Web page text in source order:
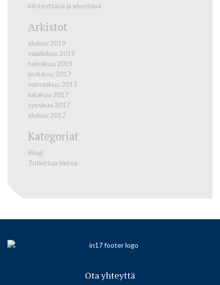
kiinteyttävä ja elvyttävä
Arkistot
elokuu 2019
maaliskuu 2019
helmikuu 2019
joulukuu 2017
marraskuu 2017
lokakuu 2017
syyskuu 2017
elokuu 2017
Kategoriat
Blogi
Tutkittua tietoa
Ota yhteyttä